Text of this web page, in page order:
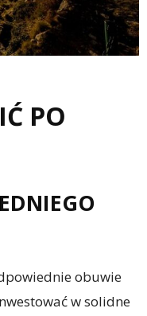
PO
obuwie
w solidne